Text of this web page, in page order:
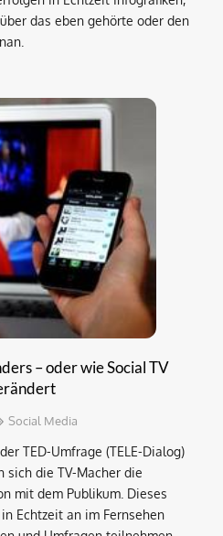
das eben gehörte oder den
– oder wie Social TV
Social Media
TED-Umfrage (TELE-Dialog)
sich die TV-Macher die
mit dem Publikum. Dieses
Echtzeit an im Fernsehen